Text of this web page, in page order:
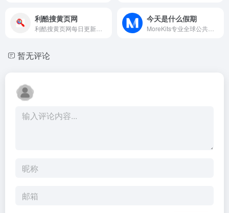
利酷搜黄页网 今天是什么假期
暂无评论